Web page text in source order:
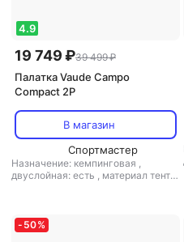
4.9
19 749 ₽39 499 ₽
Палатка Vaude Campo
Compact 2P
В магазин
Спортмастер
Назначение: кемпинговая ,
двуслойная: есть , материал тента:
- 50%